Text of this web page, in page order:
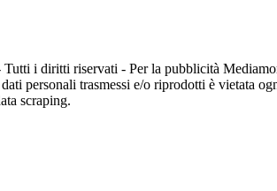
i diritti riservati - Per la pubblicità
personali trasmessi e/o riprodotti è vietata
scraping.